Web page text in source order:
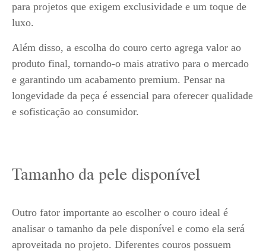
para projetos que exigem exclusividade e um toque de
luxo.
Além disso, a escolha do couro certo agrega valor ao
produto final, tornando-o mais atrativo para o mercado
e garantindo um acabamento premium. Pensar na
longevidade da peça é essencial para oferecer qualidade
e sofisticação ao consumidor.
Tamanho da pele disponível
Outro fator importante ao escolher o couro ideal é
analisar o tamanho da pele disponível e como ela será
aproveitada no projeto. Diferentes couros possuem